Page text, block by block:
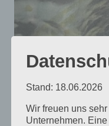
Stand: 18.06.2026
Wir freuen uns
Unternehmen.